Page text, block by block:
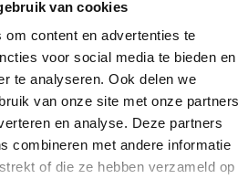
van cookies
om content en advertenties te
voor social media te bieden en
te analyseren. Ook delen we
van onze site met onze partners
en analyse. Deze partners
combineren met andere informatie
of die ze hebben verzameld op
voor een